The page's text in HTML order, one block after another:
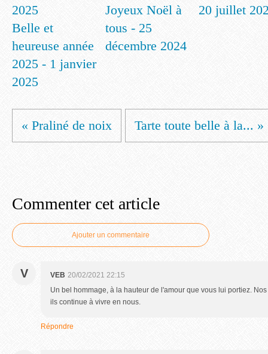
Belle et
heureuse année
2025 - 1 janvier
2025
Joyeux Noël à
tous - 25
décembre 2024
20 juillet
« Praliné de noix Tarte toute belle à la... »
Commenter cet article
Ajouter un commentaire
V VEB 20/02/2021 22:15
Un bel hommage, à la hauteur de l'amour que vous lui portiez.
ils continue à vivre en nous.
Répondre